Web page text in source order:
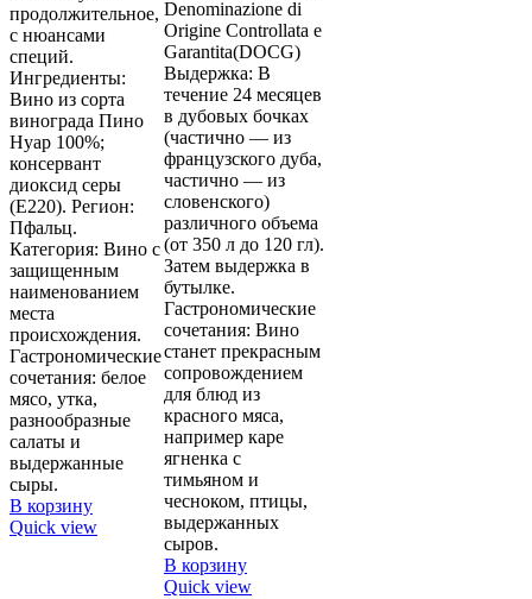
продолжительное,
с нюансами
специй.
Ингредиенты:
Вино из сорта
винограда Пино
Нуар 100%;
консервант
диоксид серы
(Е220). Регион:
Пфальц.
Категория: Вино с
защищенным
наименованием
места
происхождения.
Гастрономические
сочетания: белое
мясо, утка,
разнообразные
салаты и
выдержанные
сыры.
В корзину
Quick view
Denominazione di
Origine Controllata e
Garantita(DOCG)
Выдержка: В
течение 24 месяцев
в дубовых бочках
(частично — из
французского дуба,
частично — из
словенского)
различного объема
(от 350 л до 120 гл).
Затем выдержка в
бутылке.
Гастрономические
сочетания: Вино
станет прекрасным
сопровождением
для блюд из
красного мяса,
например каре
ягненка с
тимьяном и
чесноком, птицы,
выдержанных
сыров.
В корзину
Quick view